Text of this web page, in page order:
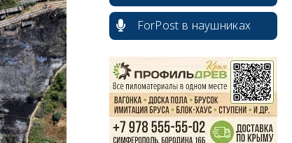
ForPost в наушниках